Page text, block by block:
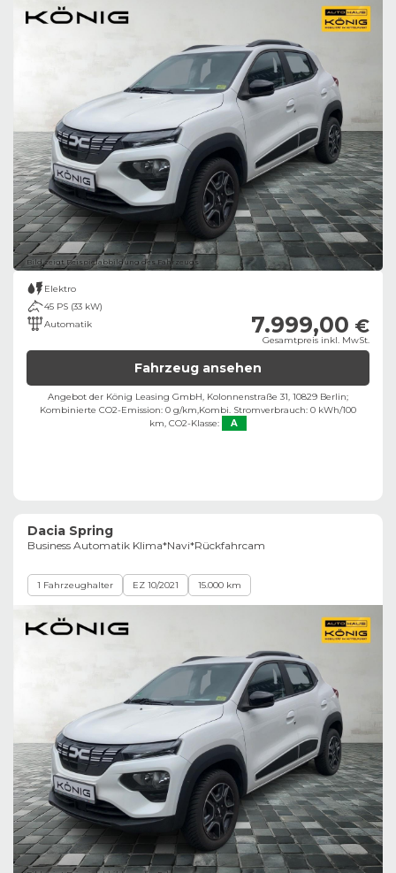
Bild zeigt Beispielabbildung des Fahrzeugs
Elektro
45 PS (33 kW)
Automatik
7.999,00 €
Gesamtpreis inkl. MwSt.
Fahrzeug ansehen
Angebot der König Leasing GmbH, Kolonnenstraße 31, 10829 Berlin;
Kombinierte CO2-Emission: 0 g/km,Kombi. Stromverbrauch: 0 kWh/100
km, CO2-Klasse: A
Dacia Spring
Business Automatik Klima*Navi*Rückfahrcam
1 Fahrzeughalter EZ 10/2021 15.000 km